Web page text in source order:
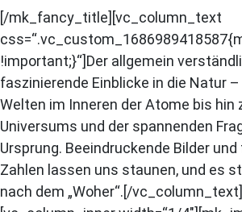
[/mk_fancy_title][vc_column_text
!important;}“]Der allgemein
faszinierende Einblicke in die Natur
Welten im Inneren der Atome bis hin
Universums und der spannenden
Ursprung. Beeindruckende Bilder
Zahlen lassen uns staunen, und es
nach dem „Woher“.[/